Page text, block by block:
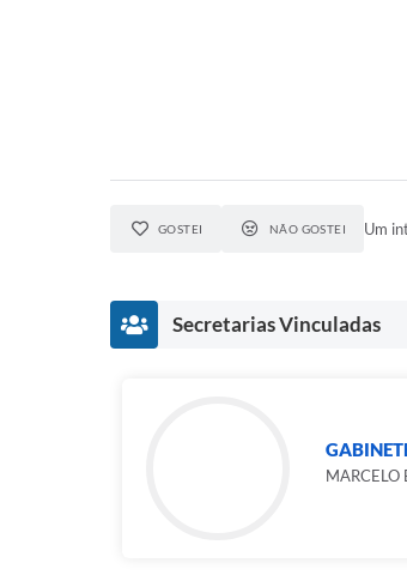
GOSTEI NÃO GOSTEI Um
Secretarias Vinculadas
MARCELO